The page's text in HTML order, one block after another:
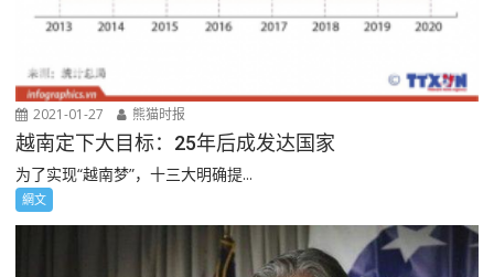
2021-01-27 熊猫时报
越南定下大目标：25年后成发达国家
为了实现“越南梦”，十三大明确提...
網文